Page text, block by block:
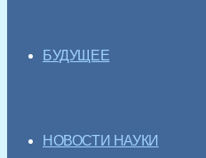
БУДУЩЕЕ
НОВОСТИ НАУКИ